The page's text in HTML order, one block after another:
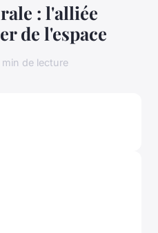
: l'alliée
de l'espace
min de lecture